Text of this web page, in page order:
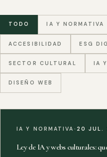
TODO IA Y NORMATIVA
ACCESIBILIDAD ESG
SECTOR CULTURAL IA
DISEÑO WEB
IA Y NORMATIVA · 20 JUL.
Ley de IA y webs culturales: